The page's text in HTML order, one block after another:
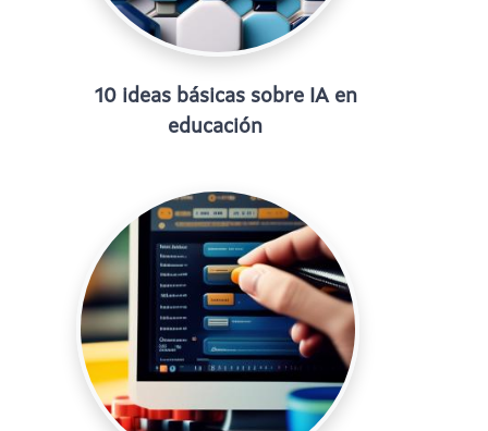
10 ideas básicas sobre IA en
educación